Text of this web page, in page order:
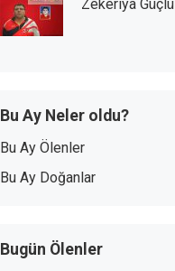
Zekeriya Güçlü
Bu Ay Neler oldu?
Bu Ay Ölenler
Bu Ay Doğanlar
Bugün Ölenler